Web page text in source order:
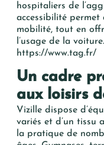
hospitaliers de
accessibilité
mobilité, tout en
l’usage de la voiture.
https://www.tag.fr/
Un cadre
aux loisirs
Vizille dispose
variés et d’un tissu
la pratique de